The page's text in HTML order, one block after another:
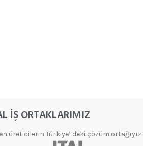
Partlatma
İŞ ORTAKLARIMIZ
üreticilerin Türkiye’ deki çözüm ortağıyız.